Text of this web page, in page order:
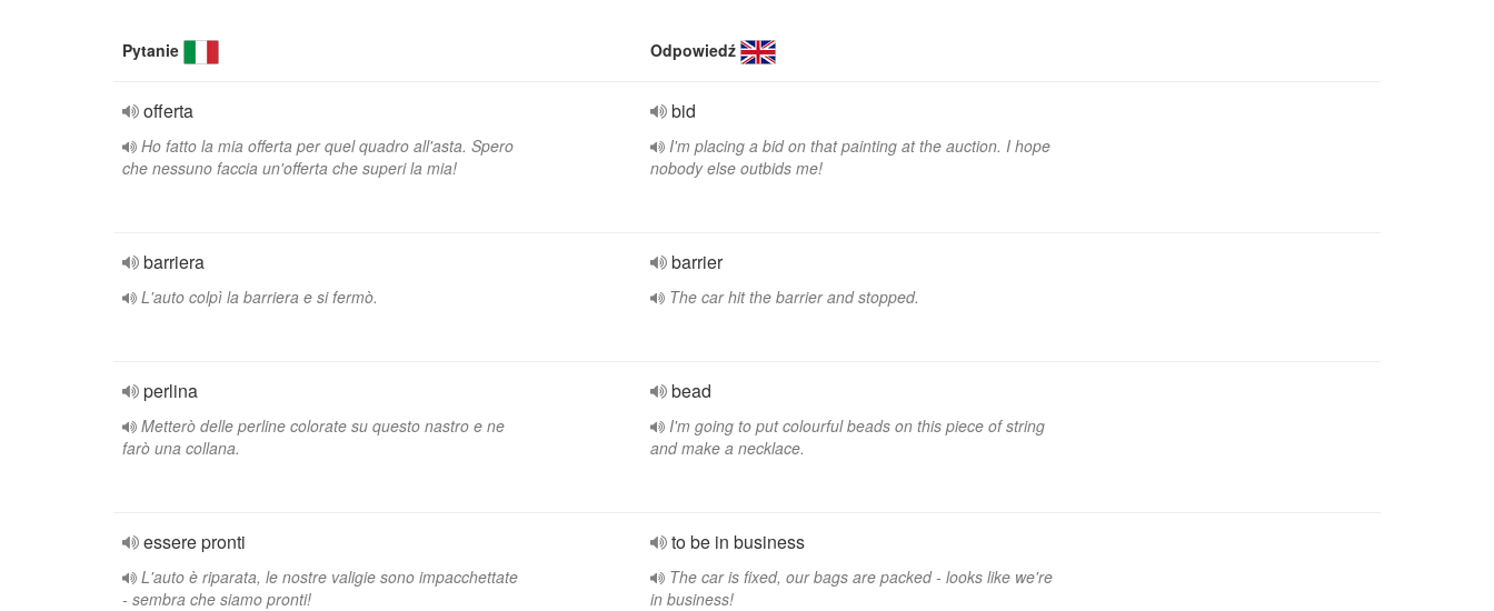
Pytanie Odpowiedź
offerta
Ho fatto la mia offerta per quel quadro all'asta. Spero
che nessuno faccia un'offerta che superi la mia!
bid
I'm placing a bid on that painting at the auction. I hope
nobody else outbids me!
barriera
L'auto colpì la barriera e si fermò.
barrier
The car hit the barrier and stopped.
perlina
Metterò delle perline colorate su questo nastro e ne
farò una collana.
bead
I'm going to put colourful beads on this piece of string
and make a necklace.
essere pronti
L'auto è riparata, le nostre valigie sono impacchettate
- sembra che siamo pronti!
to be in business
The car is fixed, our bags are packed - looks like we're
in business!